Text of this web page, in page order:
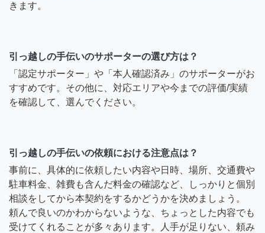
きます。
引っ越しの手伝いのサポーターの選び方は？
「認定サポーター」や「本人確認済み」のサポーターがお
すすめです。その他に、対応エリアや今までの評価/実績
を確認して、選んでください。
引っ越しの手伝いの依頼における注意点は？
事前に、具体的に依頼したい内容や日時、場所、交通費や
駐車料金、雑費も含んだ料金の確認など、しっかりと個別
相談をしてから本契約をするかどうかを決めましょう。
頼んで良いのかわからないような、ちょっとした内容でも
受けてくれることが多々あります。人手が足りない、頼み